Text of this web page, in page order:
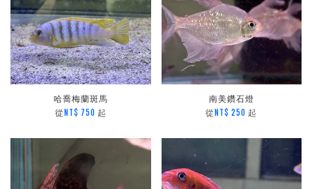
哈喬梅蘭斑馬
從 NT$ 750 起
南美鑽石燈
從 NT$ 250 起